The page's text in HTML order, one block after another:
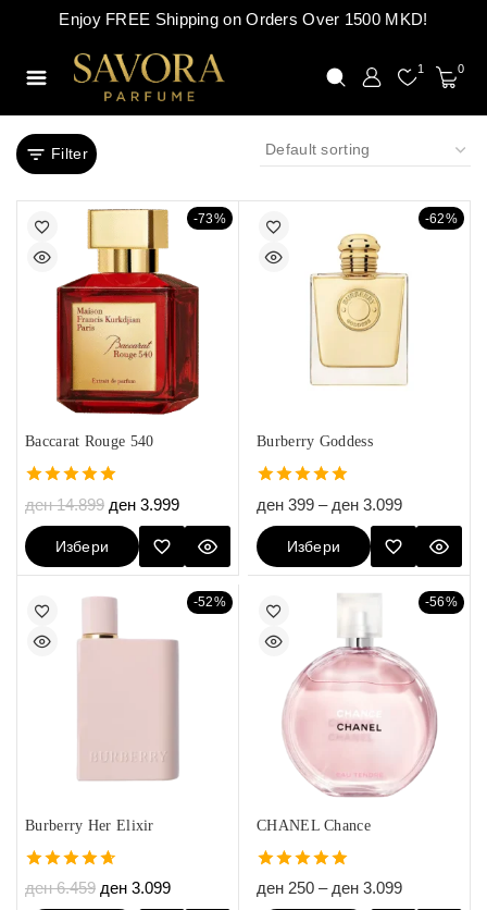
Enjoy FREE Shipping on Orders Over 1500 MKD!
1 0
Filter
-73%
Baccarat Rouge 540
5.00
out of 5
ден14.899 ден 3.999
Избери
Опции
-62%
Burberry Goddess
5.00
out of 5
ден 399 – ден 3.099
Избери
Опции
-52%
Burberry Her Elixir
4.67
out of 5
ден6.459 ден 3.099
-56%
CHANEL Chance
5.00
out of 5
ден 250 – ден 3.099